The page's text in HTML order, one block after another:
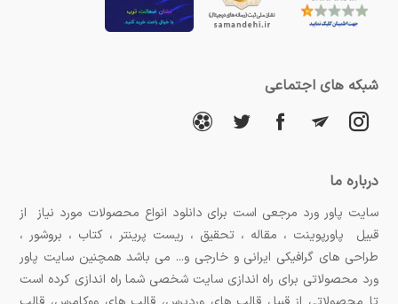
شبکه های اجتماعی
درباره ما
سایت پاور ورد مرجعی است برای دانلود انواع محصولات مورد نیاز از
قبیل پاورپوینت ، مقاله ، تحقیق ، ریست پرینتر ، کتاب ، بروشور ،
طراحی های گرافیکی ایرانی و خارجی و... می باشد همچنین سایت پاور
ورد محصولاتی برای راه اندازی سایت شخصی شما راه اندازی کرده است